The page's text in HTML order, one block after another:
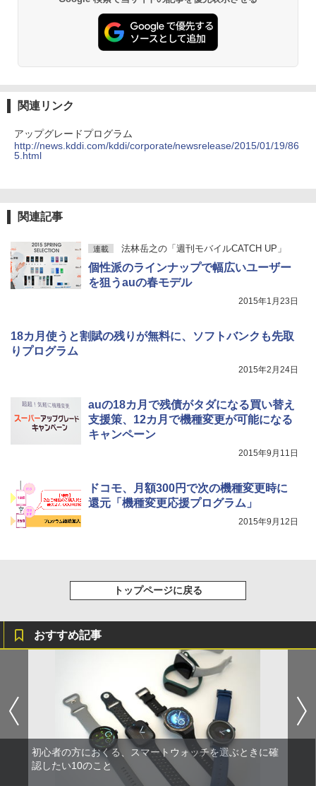
関連リンク
アップグレードプログラム
http://news.kddi.com/kddi/corporate/newsrelease/2015/01/19/86
5.html
関連記事
連載 法林岳之の「週刊モバイルCATCH UP」
個性派のラインナップで幅広いユーザー
を狙うauの春モデル
2015年1月23日
18カ月使うと割賦の残りが無料に、ソフトバンクも先取
りプログラム
2015年2月24日
auの18カ月で残債がタダになる買い替え
支援策、12カ月で機種変更が可能になる
キャンペーン
2015年9月11日
ドコモ、月額300円で次の機種変更時に
還元「機種変更応援プログラム」
2015年9月12日
トップページに戻る
おすすめ記事
初心者の方におくる、スマートウォッチを選ぶときに確
認したい10のこと